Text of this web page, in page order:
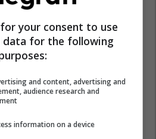
your consent to use
data for the following
and content, advertising and
audience research and
information on a device